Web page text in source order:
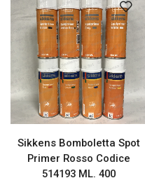
Sikkens Bomboletta Spot
Primer Rosso Codice
514193 ML. 400